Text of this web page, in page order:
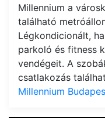
Millennium a
található
Légkondicionált,
parkoló és fitness
vendégeit. A
csatlakozás
Millennium